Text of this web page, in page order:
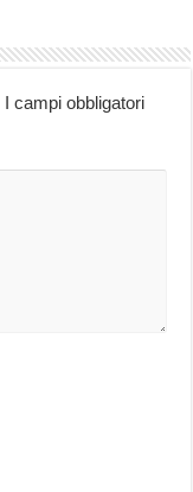
I campi obbligatori